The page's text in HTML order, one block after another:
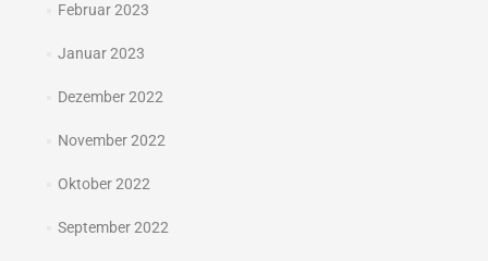
Februar 2023
Januar 2023
Dezember 2022
November 2022
Oktober 2022
September 2022